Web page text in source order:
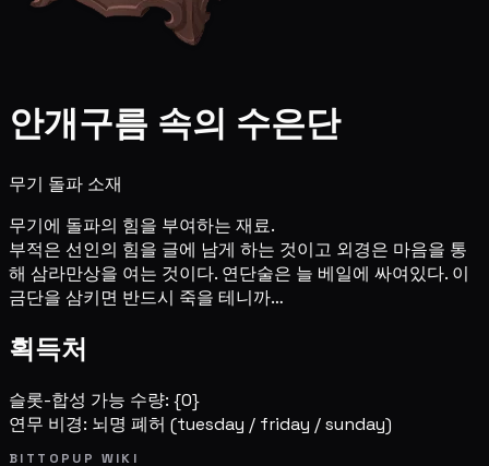
안개구름 속의 수은단
무기 돌파 소재
무기에 돌파의 힘을 부여하는 재료.
부적은 선인의 힘을 글에 남게 하는 것이고 외경은 마음을 통
해 삼라만상을 여는 것이다. 연단술은 늘 베일에 싸여있다. 이
금단을 삼키면 반드시 죽을 테니까…
획득처
슬롯-합성 가능 수량: {0}
연무 비경: 뇌명 폐허 (tuesday / friday / sunday)
BITTOPUP WIKI